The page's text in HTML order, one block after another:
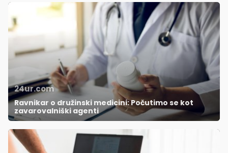
24ur.com
Ravnikar o družinski medicini: Počutimo se kot
zavarovalniški agenti